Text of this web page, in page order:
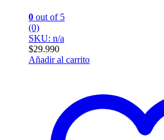
0 out of 5
(0)
SKU: n/a
$29.990
Añadir al carrito